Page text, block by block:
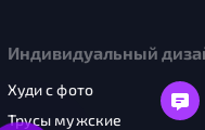
Индивидуальный
Худи с фото
Трусы мужские